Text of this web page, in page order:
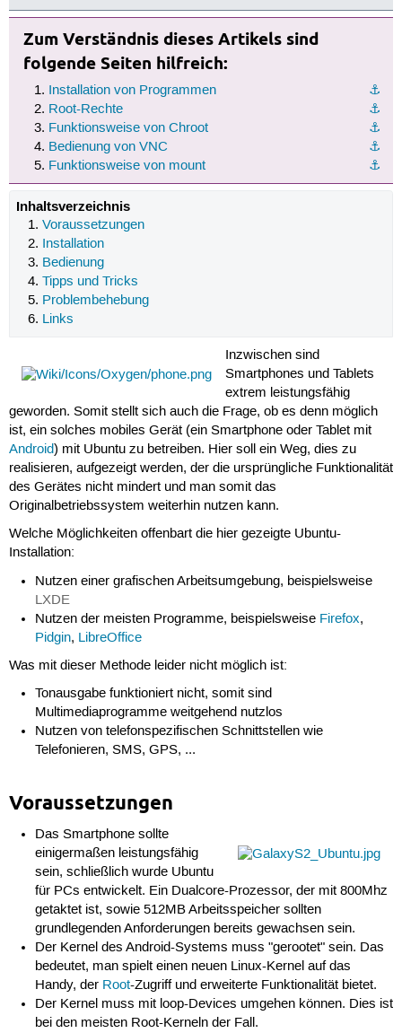
Zum Verständnis dieses Artikels sind
folgende Seiten hilfreich:
⚓︎
Installation von Programmen
⚓︎
Root-Rechte
⚓︎
Funktionsweise von Chroot
⚓︎
Bedienung von VNC
⚓︎
Funktionsweise von mount
Inhaltsverzeichnis
Voraussetzungen
Installation
Bedienung
Tipps und Tricks
Problembehebung
Links
Inzwischen sind
Smartphones und Tablets
extrem leistungsfähig
geworden. Somit stellt sich auch die Frage, ob es denn möglich
ist, ein solches mobiles Gerät (ein Smartphone oder Tablet mit
Android) mit Ubuntu zu betreiben. Hier soll ein Weg, dies zu
realisieren, aufgezeigt werden, der die ursprüngliche Funktionalität
des Gerätes nicht mindert und man somit das
Originalbetriebssystem weiterhin nutzen kann.
Welche Möglichkeiten offenbart die hier gezeigte Ubuntu-
Installation:
Nutzen einer grafischen Arbeitsumgebung, beispielsweise
LXDE
Nutzen der meisten Programme, beispielsweise Firefox,
Pidgin, LibreOffice
Was mit dieser Methode leider nicht möglich ist:
Tonausgabe funktioniert nicht, somit sind
Multimediaprogramme weitgehend nutzlos
Nutzen von telefonspezifischen Schnittstellen wie
Telefonieren, SMS, GPS, ...
Voraussetzungen
Das Smartphone sollte
einigermaßen leistungsfähig
sein, schließlich wurde Ubuntu
für PCs entwickelt. Ein Dualcore-Prozessor, der mit 800Mhz
getaktet ist, sowie 512MB Arbeitsspeicher sollten
grundlegenden Anforderungen bereits gewachsen sein.
Der Kernel des Android-Systems muss "gerootet" sein. Das
bedeutet, man spielt einen neuen Linux-Kernel auf das
Handy, der Root-Zugriff und erweiterte Funktionalität bietet.
Der Kernel muss mit loop-Devices umgehen können. Dies ist
bei den meisten Root-Kerneln der Fall.